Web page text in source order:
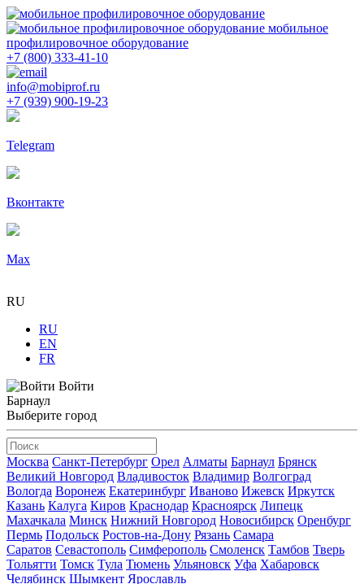
мобильное
профилировочное оборудование
+7 (800) 333-41-10
info@mobiprof.ru
+7 (939) 900-19-23
Telegram
Вконтакте
Max
RU
RU
EN
FR
Войти
Барнаул
Выберите город
Москва Санкт-Петербург Орел Алматы Барнаул Брянск
Великий Новгород Владивосток Владимир Волгоград
Вологда Воронеж Екатеринбург Иваново Ижевск Иркутск
Казань Калуга Киров Краснодар Красноярск Липецк
Махачкала Минск Нижний Новгород Новосибирск Оренбург
Пермь Подольск Ростов-на-Дону Рязань Самара
Саратов Севастополь Симферополь Смоленск Тамбов Тверь
Тольятти Томск Тула Тюмень Ульяновск Уфа Хабаровск
Челябинск Шымкент Ярославль